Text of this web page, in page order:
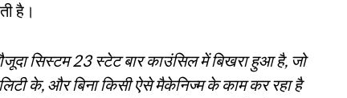
है।
सिस्टम 23 स्टेट बार काउंसिल में बिखरा हुआ है, जो
के, और बिना किसी ऐसे मैकेनिज्म के काम कर रहा है